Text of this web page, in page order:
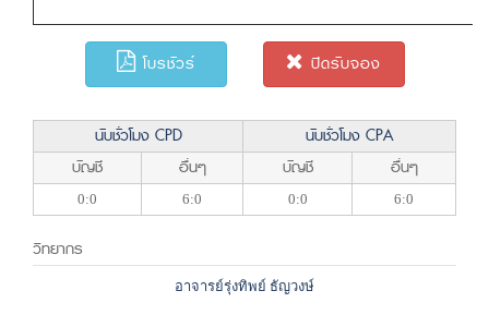
โบรชัวร์ ปิดรับจอง
นับชั่วโมง CPD
นับชั่วโมง CPA
บัญชี
อื่นๆ บัญชี อื่นๆ
0:0 6:0 0:0 6:0
วิทยากร
อาจารย์รุ่งทิพย์ ธัญวงษ์